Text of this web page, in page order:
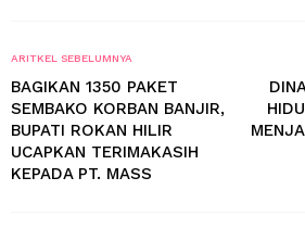
ARITKEL SEBELUMNYA
BAGIKAN 1350 PAKET
SEMBAKO KORBAN BANJIR,
BUPATI ROKAN HILIR
UCAPKAN TERIMAKASIH
KEPADA PT. MASS